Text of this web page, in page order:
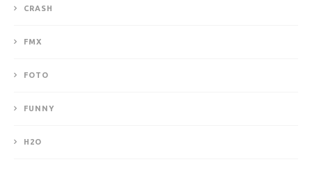
CRASH
FMX
FOTO
FUNNY
H2O